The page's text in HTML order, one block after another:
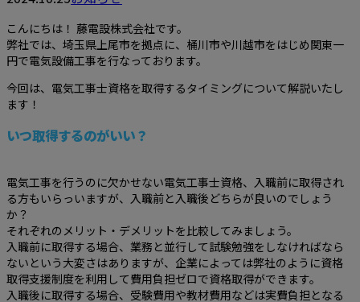
こんにちは！ 藤電設株式会社です。
弊社では、埼玉県上尾市を拠点に、桶川市や川越市をはじめ関東一
円で電気設備工事を行なっております。
今回は、電気工事士資格を取得するタイミングについて解説いたし
ます！
いつ取得するのがいい？
電気工事を行うのに欠かせない電気工事士資格、入職前に取得され
る方もいらっいますが、入職前と入職後どちらが良いのでしょう
か？
それぞれのメリット・デメリットを比較してみましょう。
入職前に取得する場合、業務と並行して試験勉強をしなければなら
ないという大変さはありますが、企業によっては弊社のように資格
取得支援制度を利用して費用負担ゼロで資格取得ができます。
入職後に取得する場合、受験費用や教材費用などは実費負担となる